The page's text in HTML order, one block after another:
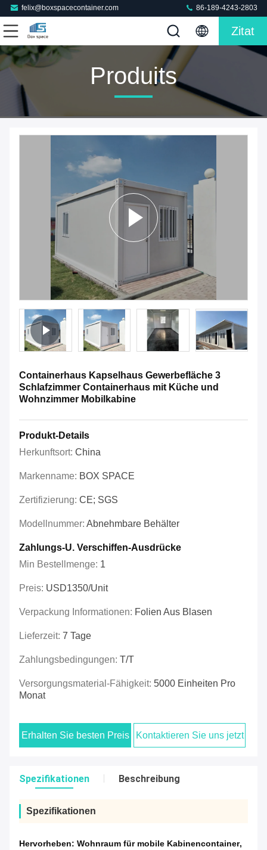
felix@boxspacecontainer.com 86-189-4243-2803
Zitat
Produits
Containerhaus Kapselhaus Gewerbefläche 3
Schlafzimmer Containerhaus mit Küche und
Wohnzimmer Mobilkabine
Produkt-Details
Herkunftsort: China
Markenname: BOX SPACE
Zertifizierung: CE; SGS
Modellnummer: Abnehmbare Behälter
Zahlungs-U. Verschiffen-Ausdrücke
Min Bestellmenge: 1
Preis: USD1350/unit
Verpackung Informationen: Folien Aus Blasen
Lieferzeit: 7 Tage
Zahlungsbedingungen: T/T
Versorgungsmaterial-Fähigkeit: 5000 Einheiten Pro
Monat
Erhalten Sie besten Preis Kontaktieren Sie uns jetzt
Spezifikationen Beschreibung
Spezifikationen
Hervorheben: Wohnraum für mobile Kabinencontainer,